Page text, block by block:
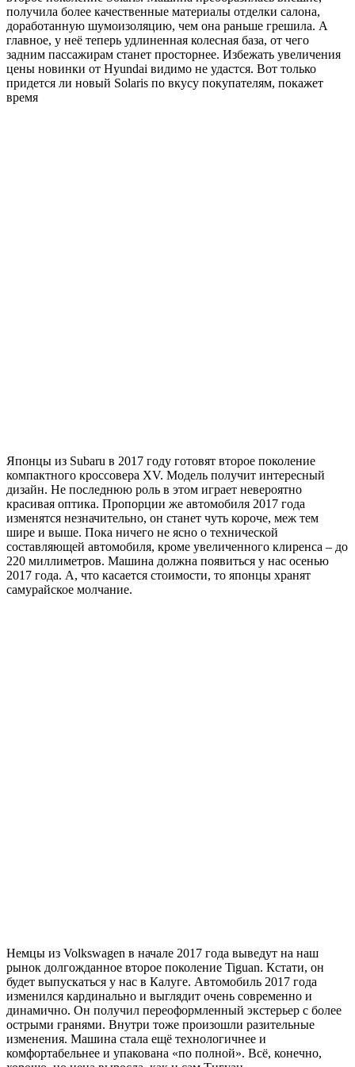
получила более качественные материалы отделки салона,
доработанную шумоизоляцию, чем она раньше грешила. А
главное, у неё теперь удлиненная колесная база, от чего
задним пассажирам станет просторнее. Избежать увеличения
цены новинки от Hyundai видимо не удастся. Вот только
придется ли новый Solaris по вкусу покупателям, покажет
время
Японцы из Subaru в 2017 году готовят второе поколение
компактного кроссовера XV. Модель получит интересный
дизайн. Не последнюю роль в этом играет невероятно
красивая оптика. Пропорции же автомобиля 2017 года
изменятся незначительно, он станет чуть короче, меж тем
шире и выше. Пока ничего не ясно о технической
составляющей автомобиля, кроме увеличенного клиренса – до
220 миллиметров. Машина должна появиться у нас осенью
2017 года. А, что касается стоимости, то японцы хранят
самурайское молчание.
Немцы из Volkswagen в начале 2017 года выведут на наш
рынок долгожданное второе поколение Tiguan. Кстати, он
будет выпускаться у нас в Калуге. Автомобиль 2017 года
изменился кардинально и выглядит очень современно и
динамично. Он получил переоформленный экстерьер с более
острыми гранями. Внутри тоже произошли разительные
изменения. Машина стала ещё технологичнее и
комфортабельнее и упакована «по полной». Всё, конечно,